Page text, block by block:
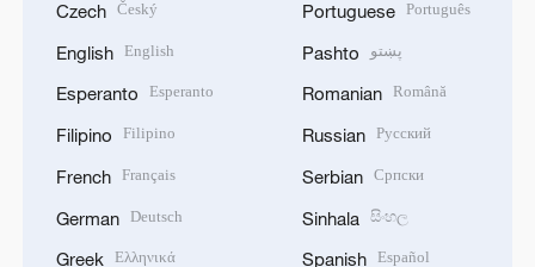
Czech Český
English English
Esperanto Esperanto
Filipino Filipino
French Français
German Deutsch
Greek Ελληνικά
Portuguese Português
Pashto پښتو
Romanian Română
Russian Русский
Serbian Српски
Sinhala සිංහල
Spanish Español